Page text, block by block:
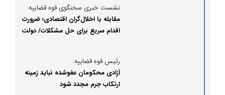
نشست خبری سخنگوی قوه قضاییه:
مقابله با اخلال‌گران اقتصادی؛ ضرورت
اقدام سریع برای حل مشکلات/ دولت
رئیس قوه قضاییه:
آزادی محکومان عفوشده نباید زمینه
ارتکاب جرم مجدد شود